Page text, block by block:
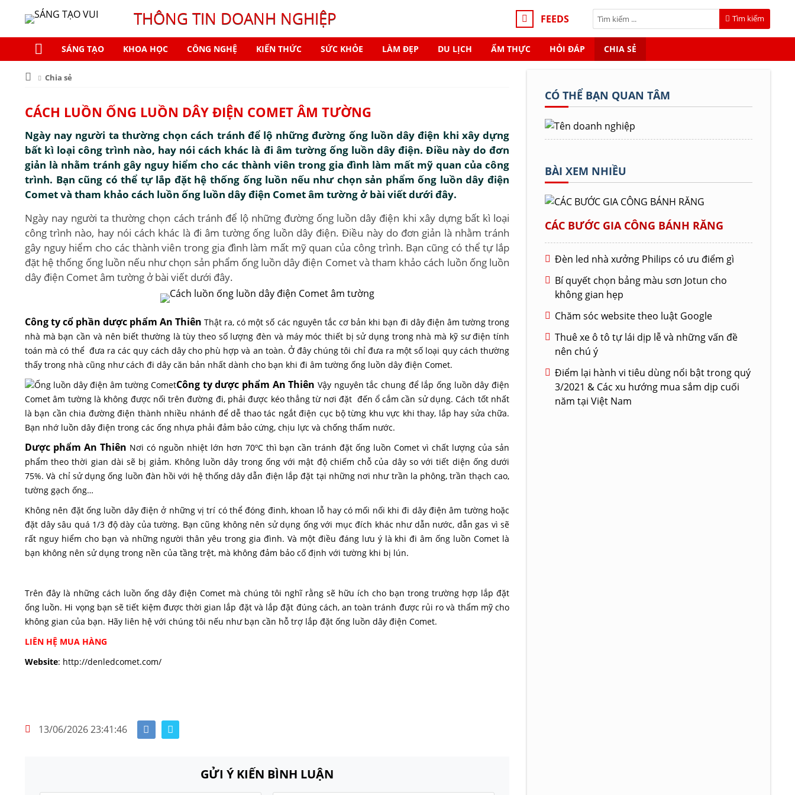
THÔNG TIN DOANH NGHIỆP FEEDS Tìm kiếm
SÁNG TẠO KHOA HỌC CÔNG NGHỆ KIẾN THỨC SỨC KHỎE LÀM ĐẸP DU LỊCH ẨM THỰC HỎI ĐÁP CHIA SẺ
Chia sẻ
CÁCH LUỒN ỐNG LUỒN DÂY ĐIỆN COMET ÂM TƯỜNG
Ngày nay người ta thường chọn cách tránh để lộ những đường ống luồn dây điện khi xây dựng
bất kì loại công trình nào, hay nói cách khác là đi âm tường ống luồn dây điện. Điều này do đơn
giản là nhằm tránh gây nguy hiểm cho các thành viên trong gia đình làm mất mỹ quan của công
trình. Bạn cũng có thể tự lắp đặt hệ thống ống luồn nếu như chọn sản phẩm ống luồn dây điện
Comet và tham khảo cách luồn ống luồn dây điện Comet âm tường ở bài viết dưới đây.
Ngày nay người ta thường chọn cách tránh để lộ những đường ống luồn dây điện khi xây dựng bất kì loại
công trình nào, hay nói cách khác là đi âm tường ống luồn dây điện. Điều này do đơn giản là nhằm tránh
gây nguy hiểm cho các thành viên trong gia đình làm mất mỹ quan của công trình. Bạn cũng có thể tự lắp
đặt hệ thống ống luồn nếu như chọn sản phẩm ống luồn dây điện Comet và tham khảo cách luồn ống luồn
dây điện Comet âm tường ở bài viết dưới đây.
Công ty cổ phần dược phẩm An Thiên Thật ra, có một số các nguyên tắc cơ bản khi bạn đi dây điện âm tường trong
nhà mà bạn cần và nên biết thường là tùy theo số lượng đèn và máy móc thiết bị sử dụng trong nhà mà kỹ sư điện tính
toán mà có thể đưa ra các quy cách dây cho phù hợp và an toàn. Ở đây chúng tôi chỉ đưa ra một số loại quy cách thường
thấy trong nhà cũng như cách đi dây căn bản nhất dành cho bạn khi đi âm tường ống luồn dây điện Comet.
Công ty dược phẩm An Thiên Vậy nguyên tắc chung để lắp ống luồn dây điện
Comet âm tường là không được nối trên đường đi, phải được kéo thẳng từ nơi đặt đến ổ cắm cần sử dụng. Cách tốt nhất
là bạn cần chia đường điện thành nhiều nhánh để dễ thao tác ngắt điện cục bộ từng khu vực khi thay, lắp hay sửa chữa.
Bạn nhớ luồn dây điện trong các ống nhựa phải đảm bảo cứng, chịu lực và chống thấm nước.
Dược phẩm An Thiên Nơi có nguồn nhiệt lớn hơn 70ºC thì bạn cần tránh đặt ống luồn Comet vì chất lượng của sản
phẩm theo thời gian dài sẽ bị giảm. Không luồn dây trong ống với mật độ chiếm chỗ của dây so với tiết diện ống dưới
75%. Và chỉ sử dụng ống luồn đàn hồi với hệ thống dây dẫn điện lắp đặt tại những nơi như trần la phông, trần thạch cao,
tường gạch ống…
Không nên đặt ống luồn dây điện ở những vị trí có thể đóng đinh, khoan lỗ hay có mối nối khi đi dây điện âm tường hoặc
đặt dây sâu quá 1/3 độ dày của tường. Bạn cũng không nên sử dụng ống với mục đích khác như dẫn nước, dẫn gas vì sẽ
rất nguy hiểm cho bạn và những người thân yêu trong gia đình. Và một điều đáng lưu ý là khi đi âm ống luồn Comet là
bạn không nên sử dụng trong nền của tầng trệt, mà không đảm bảo cố định với tường khi bị lún.
Trên đây là những cách luồn ống dây điện Comet mà chúng tôi nghĩ rằng sẽ hữu ích cho bạn trong trường hợp lắp đặt
ống luồn. Hi vọng bạn sẽ tiết kiệm được thời gian lắp đặt và lắp đặt đúng cách, an toàn tránh được rủi ro và thẩm mỹ cho
không gian của bạn. Hãy liên hệ với chúng tôi nếu như bạn cần hỗ trợ lắp đặt ống luồn dây điện Comet.
LIÊN HỆ MUA HÀNG
Website: http://denledcomet.com/
13/06/2026 23:41:46
GỬI Ý KIẾN BÌNH LUẬN
CÓ THỂ BẠN QUAN TÂM
BÀI XEM NHIỀU
CÁC BƯỚC GIA CÔNG BÁNH RĂNG
Đèn led nhà xưởng Philips có ưu điểm gì
Bí quyết chọn bảng màu sơn Jotun cho
không gian hẹp
Chăm sóc website theo luật Google
Thuê xe ô tô tự lái dịp lễ và những vấn đề
nên chú ý
Điểm lại hành vi tiêu dùng nổi bật trong quý
3/2021 & Các xu hướng mua sắm dịp cuối
năm tại Việt Nam